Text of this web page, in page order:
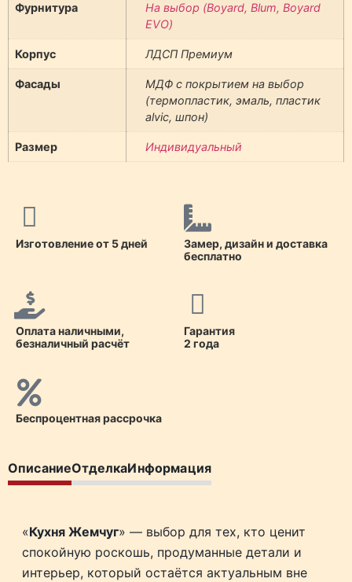
Фурнитура
На выбор (Boyard, Blum, Boyard
EVO)
Корпус ЛДСП Премиум
Фасады
МДФ с покрытием на выбор
(термопластик, эмаль, пластик
alvic, шпон)
Размер Индивидуальный
Изготовление от 5 дней
Замер, дизайн и доставка
бесплатно
Оплата наличными,
безналичный расчёт
Гарантия
2 года
Беспроцентная рассрочка
ОписаниеОтделкаИнформация
«Кухня Жемчуг» — выбор для тех, кто ценит
спокойную роскошь, продуманные детали и
интерьер, который остаётся актуальным вне